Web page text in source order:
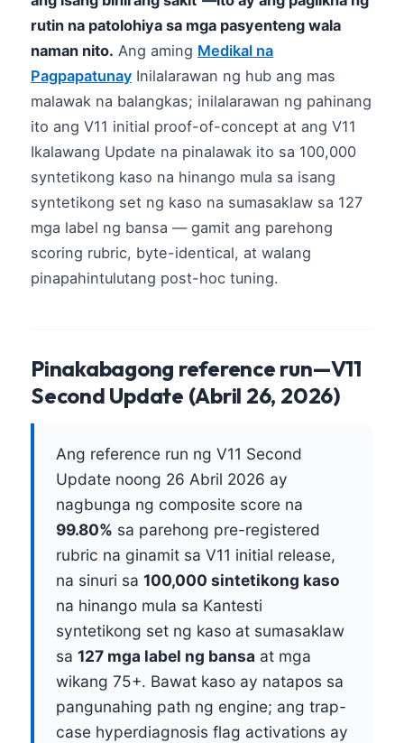
rutin na patolohiya sa mga pasyenteng wala
naman nito. Ang aming Medikal na
Pagpapatunay Inilalarawan ng hub ang mas
malawak na balangkas; inilalarawan ng pahinang
ito ang V11 initial proof-of-concept at ang V11
Ikalawang Update na pinalawak ito sa 100,000
syntetikong kaso na hinango mula sa isang
syntetikong set ng kaso na sumasaklaw sa 127
mga label ng bansa — gamit ang parehong
scoring rubric, byte-identical, at walang
pinapahintulutang post-hoc tuning.
Pinakabagong reference run—V11
Second Update (Abril 26, 2026)
Ang reference run ng V11 Second
Update noong 26 Abril 2026 ay
nagbunga ng composite score na
99.80% sa parehong pre-registered
rubric na ginamit sa V11 initial release,
na sinuri sa 100,000 sintetikong kaso
na hinango mula sa Kantesti
syntetikong set ng kaso at sumasaklaw
sa 127 mga label ng bansa at mga
wikang 75+. Bawat kaso ay natapos sa
pangunahing path ng engine; ang trap-
case hyperdiagnosis flag activations ay